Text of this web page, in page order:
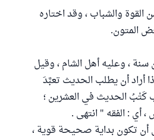
والشباب ، وقد اختاره
المتون.
، وعليه أهل الشام ، وقيل
أراد أن يطلب الحديث تعبَّدَ
كَتْبُ الحديث في العشرين ؛
أي : الفقه " انتهى .
أن تكون بداية صحيحة قوية ،